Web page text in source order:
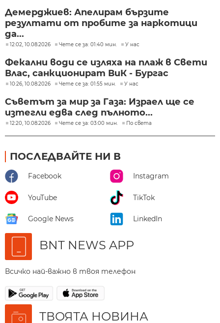
Демерджиев: Апелирам бързите
резултати от пробите за наркотици
да...
12:02, 10.08.2026 Чете се за: 01:40 мин. У нас
Фекални води се изляха на плаж в Свети
Влас, санкционират ВиК - Бургас
10:26, 10.08.2026 Чете се за: 01:55 мин. У нас
Съветът за мир за Газа: Израел ще се
изтегли едва след пълното...
12:20, 10.08.2026 Чете се за: 03:00 мин. По света
ПОСЛЕДВАЙТЕ НИ В
Facebook Instagram
YouTube TikTok
Google News LinkedIn
BNT NEWS APP
Всичко най-важно в твоя телефон
ТВОЯТА НОВИНА